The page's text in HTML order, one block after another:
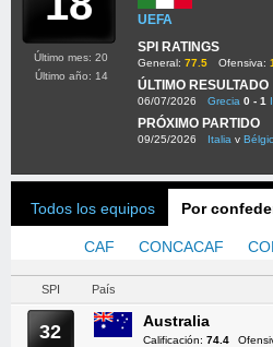
UEFA
SPI RATINGS
General: 77.5 Ofensiva:
ÚLTIMO RESULTADO
06/07/2026 Grecia 0 - 1
PRÓXIMO PARTIDO
09/25/2026 Italia v
Último mes: 20
Último año: 14
Todos los equipos Por
CAF CONCACAF
SPI País
32 Australia
Calificación: 74.4